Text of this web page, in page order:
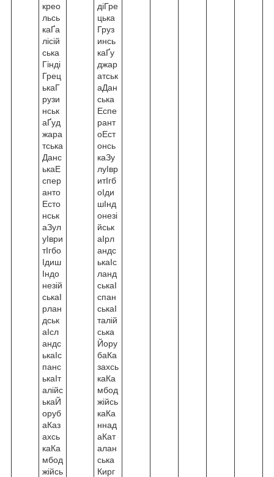
крео
льсь
каҐа
лісій
ська
Гінді
Грец
ькаГ
рузи
нськ
аҐуд
жара
тська
Данс
ькаЕ
спер
анто
Есто
нськ
аЗул
уІври
тІгбо
Ідиш
Індо
незій
ськаІ
рлан
дськ
аІсл
андс
ькаІс
панс
ькаІт
алійс
ькаЙ
оруб
аКаз
ахсь
каКа
мбод
жійсь
діГре
цька
Груз
инсь
каҐу
джар
атськ
аДан
ська
Еспе
рант
оЕст
онсь
каЗу
луІвр
итІгб
оІди
шІнд
онезі
йськ
аІрл
андс
ькаІс
ланд
ськаІ
спан
ськаІ
талій
ська
Йору
баКа
захсь
каКа
мбод
жійсь
каКа
ннад
аКат
алан
ська
Кирг